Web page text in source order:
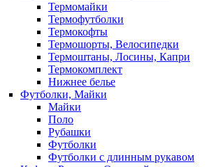
Термомайки
Термофутболки
Термокофты
Термошорты, Велосипедки
Термоштаны, Лосины, Капри
Термокомплект
Нижнее белье
Футболки, Майки
Майки
Поло
Рубашки
Футболки
Футболки с длинным рукавом